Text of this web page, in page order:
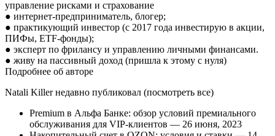
управление рисками и страхование
● интернет-предприниматель, блогер;
● практикующий инвестор (с 2017 года инвестирую в акции,
ПИФы, ETF-фонды);
● эксперт по фрилансу и управлению личными финансами.
● живу на пассивный доход (пришла к этому с нуля)
Подробнее об авторе
Natali Killer недавно публиковал (посмотреть все)
Premium в Альфа Банке: обзор условий премиального
обслуживания для VIP-клиентов — 26 июня, 2023